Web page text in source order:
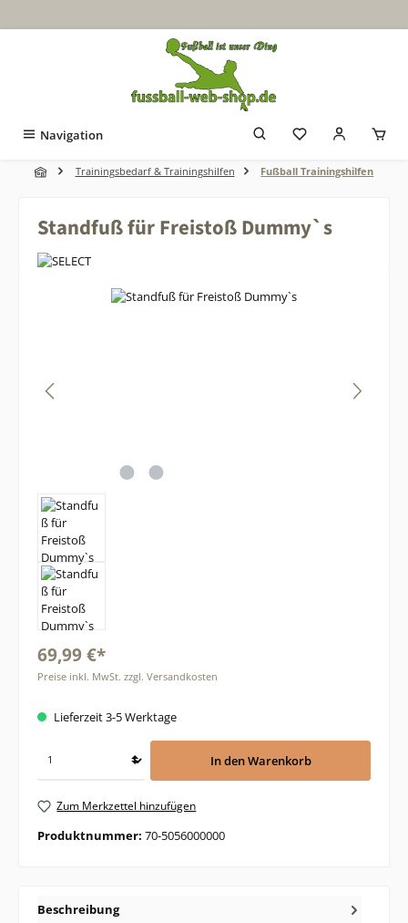
Navigation
Trainingsbedarf & Trainingshilfen Fußball Trainingshilfen
Standfuß für Freistoß Dummy`s
Bildergalerie überspringen
69,99 €*
Preise inkl. MwSt. zzgl. Versandkosten
Lieferzeit 3-5 Werktage
In den Warenkorb
Zum Merkzettel hinzufügen
Produktnummer: 70-5056000000
Beschreibung